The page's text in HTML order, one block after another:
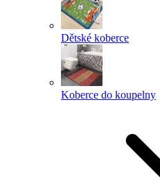
Dětské koberce
Koberce do koupelny